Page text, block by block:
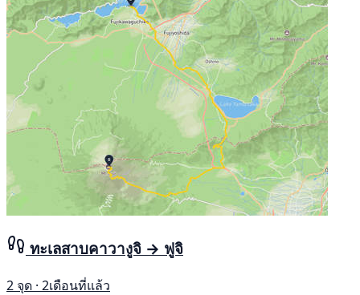
ทะเลสาบคาวางูจิ → ฟูจิ
2 จุด · 2เดือนที่แล้ว